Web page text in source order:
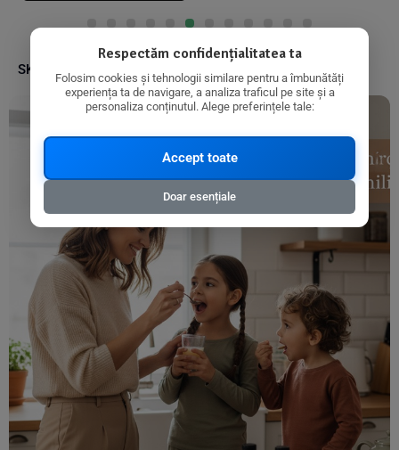
SKU: 5903351620222
Respectăm confidențialitatea ta
Folosim cookies și tehnologii similare pentru a îmbunătăți
experiența ta de navigare, a analiza traficul pe site și a
personaliza conținutul. Alege preferințele tale:
Accept toate
Doar esențiale